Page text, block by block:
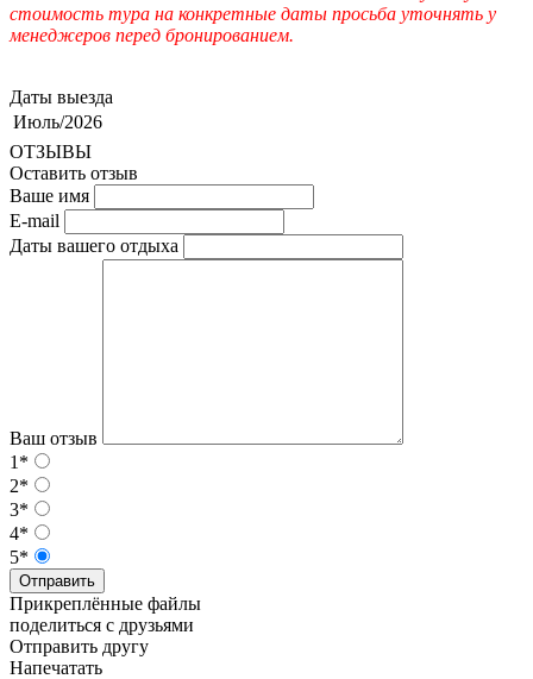
стоимость тура на конкретные даты просьба уточнять у
менеджеров перед бронированием.
Даты выезда
Июль/2026
ОТЗЫВЫ
Оставить отзыв
Ваше имя
E-mail
Даты вашего отдыха
Ваш отзыв
1*
2*
3*
4*
5*
Отправить
Прикреплённые файлы
поделиться с друзьями
Отправить другу
Напечатать